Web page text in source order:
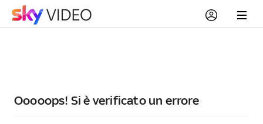
Ooooops! Si è verificato un errore